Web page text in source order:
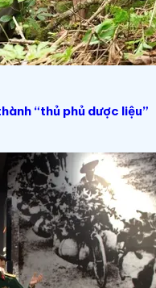
“thủ phủ dược liệu”